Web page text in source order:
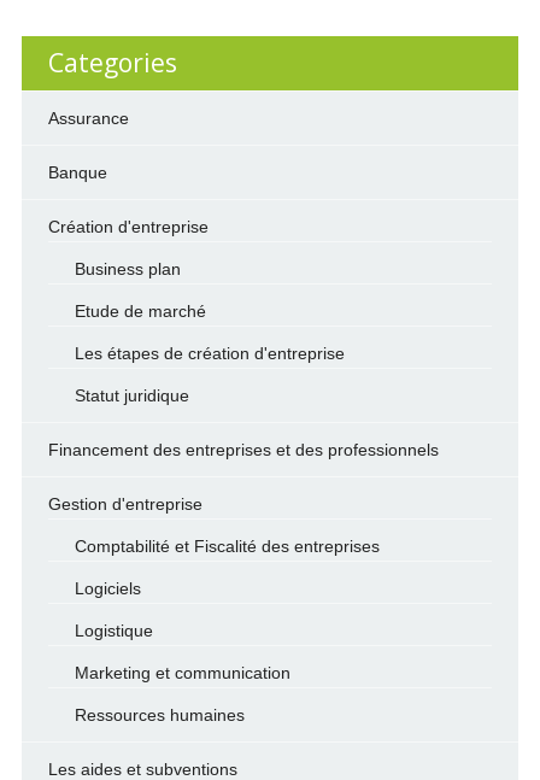
Categories
Assurance
Banque
Création d'entreprise
Business plan
Etude de marché
Les étapes de création d'entreprise
Statut juridique
Financement des entreprises et des professionnels
Gestion d'entreprise
Comptabilité et Fiscalité des entreprises
Logiciels
Logistique
Marketing et communication
Ressources humaines
Les aides et subventions